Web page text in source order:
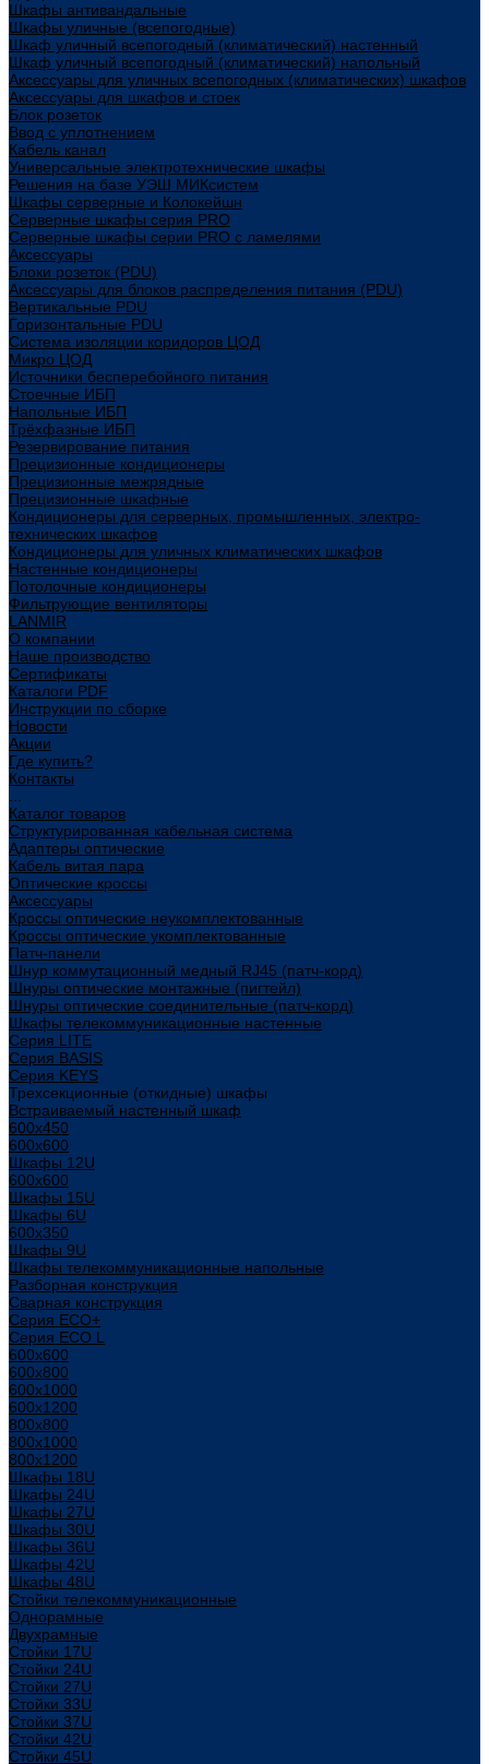
Шкафы антивандальные
Шкафы уличные (всепогодные)
Шкаф уличный всепогодный (климатический) настенный
Шкаф уличный всепогодный (климатический) напольный
Аксессуары для уличных всепогодных (климатических) шкафов
Аксессуары для шкафов и стоек
Блок розеток
Ввод с уплотнением
Кабель канал
Универсальные электротехнические шкафы
Решения на базе УЭШ МИКсистем
Шкафы серверные и Колокейшн
Серверные шкафы серия PRO
Серверные шкафы серии PRO с ламелями
Аксессуары
Блоки розеток (PDU)
Аксессуары для блоков распределения питания (PDU)
Вертикальные PDU
Горизонтальные PDU
Система изоляции коридоров ЦОД
Микро ЦОД
Источники бесперебойного питания
Стоечные ИБП
Напольные ИБП
Трёхфазные ИБП
Резервирование питания
Прецизионные кондиционеры
Прецизионные межрядные
Прецизионные шкафные
Кондиционеры для серверных, промышленных, электро-
технических шкафов
Кондиционеры для уличных климатических шкафов
Настенные кондиционеры
Потолочные кондиционеры
Фильтрующие вентиляторы
LANMIR
О компании
Наше производство
Сертификаты
Каталоги PDF
Инструкции по сборке
Новости
Акции
Где купить?
Контакты
Каталог товаров
Структурированная кабельная система
Адаптеры оптические
Кабель витая пара
Оптические кроссы
Аксессуары
Кроссы оптические неукомплектованные
Кроссы оптические укомплектованные
Патч-панели
Шнур коммутационный медный RJ45 (патч-корд)
Шнуры оптические монтажные (пигтейл)
Шнуры оптические соединительные (патч-корд)
Шкафы телекоммуникационные настенные
Cерия LITE
Cерия BASIS
Cерия KEYS
Трехсекционные (откидные) шкафы
Встраиваемый настенный шкаф
600x450
600x600
Шкафы 12U
600x600
Шкафы 15U
Шкафы 6U
600x350
Шкафы 9U
Шкафы телекоммуникационные напольные
Разборная конструкция
Сварная конструкция
Серия ECO+
Серия ECO L
600x600
600x800
600х1000
600х1200
800x800
800х1000
800х1200
Шкафы 18U
Шкафы 24U
Шкафы 27U
Шкафы 30U
Шкафы 36U
Шкафы 42U
Шкафы 48U
Стойки телекоммуникационные
Однорамные
Двухрамные
Стойки 17U
Стойки 24U
Стойки 27U
Стойки 33U
Стойки 37U
Стойки 42U
Стойки 45U